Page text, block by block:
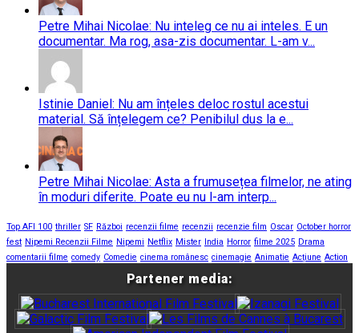
Petre Mihai Nicolae: Nu inteleg ce nu ai inteles. E un
documentar. Ma rog, asa-zis documentar. L-am v...
Istinie Daniel: Nu am înțeles deloc rostul acestui
material. Să înțelegem ce? Penibilul dus la e...
Petre Mihai Nicolae: Asta a frumusețea filmelor, ne ating
în moduri diferite. Poate eu nu l-am interp...
Top AFI 100 thriller SF Război recenzii filme recenzii recenzie film Oscar October horror
fest Nipemi Recenzii Filme Nipemi Netflix Mister India Horror filme 2025 Drama
comentarii filme comedy Comedie cinema românesc cinemagie Animatie Acțiune Action
Partener media: